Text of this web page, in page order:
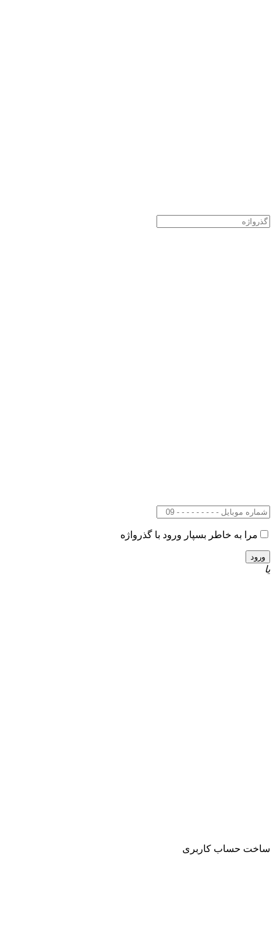
مرا به خاطر بسپار ورود با گذرواژه
یا
ساخت حساب کاربری